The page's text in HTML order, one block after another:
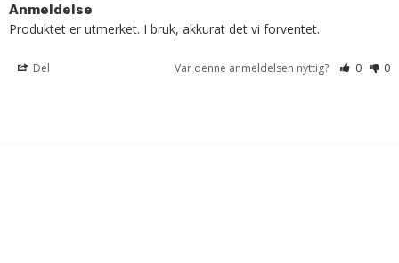
Anmeldelse
Produktet er utmerket. I bruk, akkurat det vi forventet.
Del Var denne anmeldelsen nyttig? 0 0